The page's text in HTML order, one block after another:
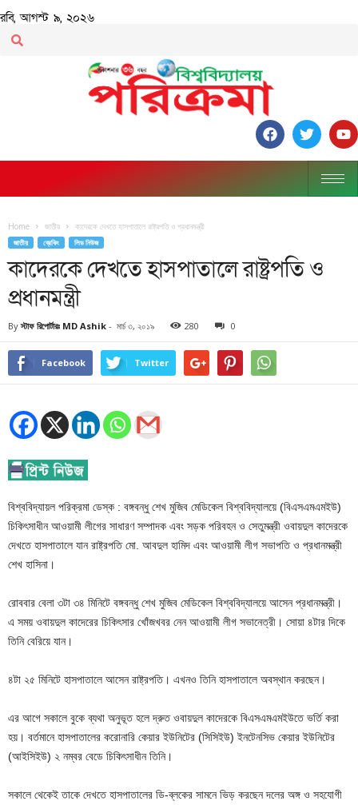
রবি, আগস্ট ৯, ২০২৬
Home জাতীয় কাদেরকে দেখতে হাসপাতালে রাষ্ট্রপতি ও প্রধানমন্ত্রী
জাতীয় ব্রেকিং লিড নিউজ
কাদেরকে দেখতে হাসপাতালে রাষ্ট্রপতি ও
প্রধানমন্ত্রী
By স্টাফ রিপোর্টারঃ MD Ashik - মার্চ ৩, ২০১৯ 280 0
Facebook Twitter
বিশ্ববিদ্যায়ল পরিক্রমা ডেস্ক : বঙ্গবন্ধু শেখ মুজিব মেডিকেল বিশ্ববিদ্যালয়ে (বিএসএমএমইউ)
চিকিৎসাধীন আওয়ামী লীগের সাধারণ সম্পাদক এবং সড়ক পরিবহন ও সেতুমন্ত্রী ওবায়দুল কাদেরকে
দেখতে হাসপাতালে যান রাষ্ট্রপতি মো. আবদুল হামিদ এবং আওয়ামী লীগ সভাপতি ও প্রধানমন্ত্রী
শেখ হাসিনা।
রোববার বেলা ৩টা ৩৪ মিনিটে বঙ্গবন্ধু শেখ মুজিব মেডিকেল বিশ্ববিদ্যালয়ে আসেন প্রধানমন্ত্রী।
এ সময় ওবায়দুল কাদেরের চিকিৎসার খোঁজখবর নেন আওয়ামী লীগ সভানেত্রী। সোয়া ৪টার দিকে
তিনি বেরিয়ে যান।
৪টা ২৫ মিনিটে হাসপাতালে আসেন রাষ্ট্রপতি। এখনও তিনি হাসপাতালে অবস্থান করছেন।
এর আগে সকালে বুকে ব্যথা অনুভূত হলে দ্রুত ওবায়দুল কাদেরকে বিএসএমএমইউতে ভর্তি করা
হয়। বর্তমানে হাসপাতালের করোনারি কেয়ার ইউনিটের (সিসিইউ) ইনটেনসিভ কেয়ার ইউনিটের
(আইসিইউ) ২ নম্বর বেডে চিকিৎসাধীন তিনি।
সকালে থেকেই তাকে দেখতে হাসপাতালের ডি-ব্লকের সামনে ভিড় করছেন দলের অঙ্গ ও সহযোগী